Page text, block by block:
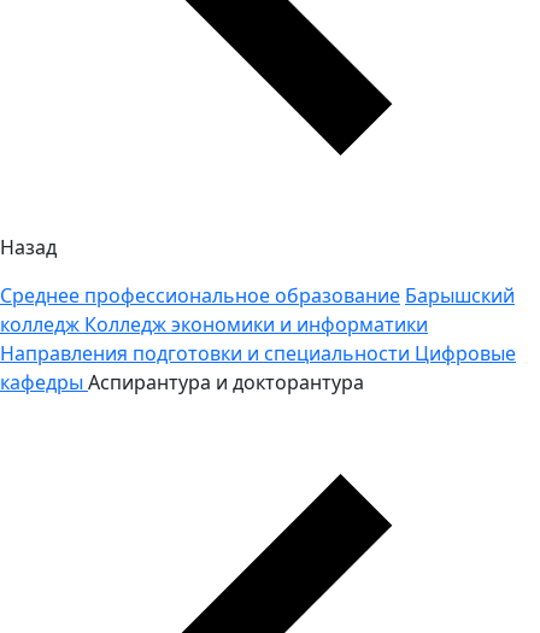
Назад
Среднее профессиональное образование Барышский
колледж Колледж экономики и информатики
Направления подготовки и специальности Цифровые
кафедры Аспирантура и докторантура